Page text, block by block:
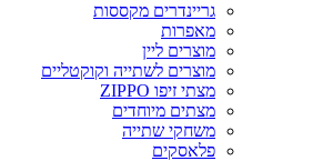
גריינדרים מקססות
מאפרות
מוצרים ליין
מוצרים לשתייה וקוקטליים
מצתי זיפו ZIPPO
מצתים מיוחדים
משחקי שתייה
פלאסקים